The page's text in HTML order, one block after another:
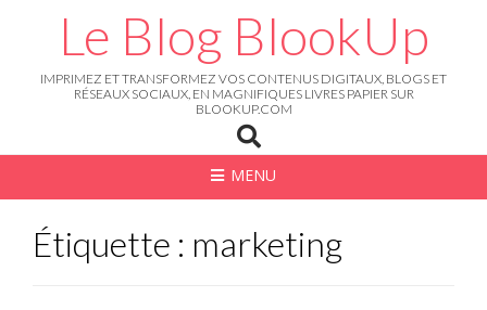
Le Blog BlookUp
IMPRIMEZ ET TRANSFORMEZ VOS CONTENUS DIGITAUX, BLOGS ET
RÉSEAUX SOCIAUX, EN MAGNIFIQUES LIVRES PAPIER SUR
BLOOKUP.COM
MENU
Étiquette : marketing